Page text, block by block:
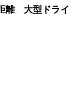
離 大型ドライ